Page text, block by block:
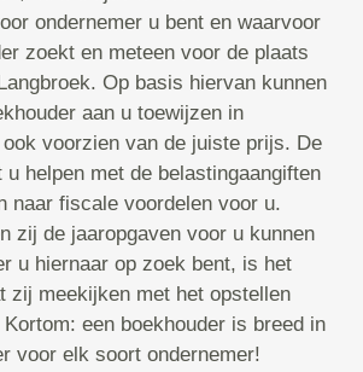
ondernemer u bent en waarvoor
zoekt en meteen voor de plaats
Op basis hiervan kunnen
aan u toewijzen in
voorzien van de juiste prijs. De
u helpen met de belastingaangiften
naar fiscale voordelen voor u.
zij de jaaropgaven voor u kunnen
u hiernaar op zoek bent, is het
zij meekijken met het opstellen
een boekhouder is breed in
voor elk soort ondernemer!